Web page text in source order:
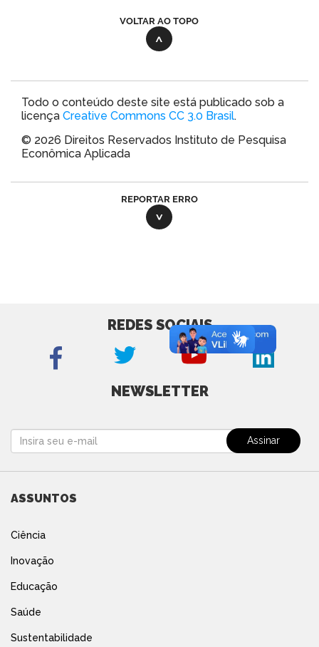
VOLTAR AO TOPO
Todo o conteúdo deste site está publicado sob a
licença Creative Commons CC 3.0 Brasil.
© 2026 Direitos Reservados Instituto de Pesquisa
Econômica Aplicada
REPORTAR ERRO
REDES SOCIAIS
NEWSLETTER
ASSUNTOS
Ciência
Inovação
Educação
Saúde
Sustentabilidade